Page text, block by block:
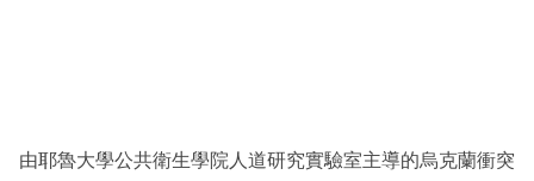
區
由耶魯大學公共衛生學院人道研究實驗室主導的烏克蘭衝突